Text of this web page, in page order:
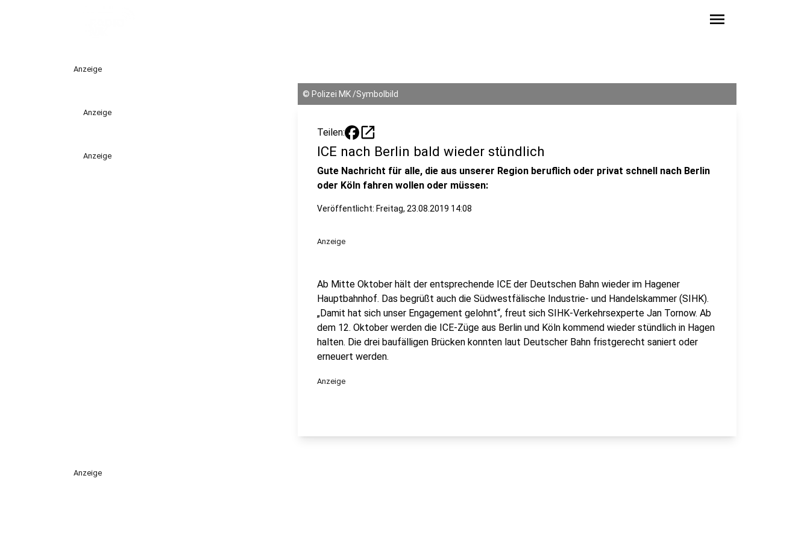
menu
Anzeige
Anzeige
Anzeige
© Polizei MK /Symbolbild
Teilen: open_in_new
ICE nach Berlin bald wieder stündlich
Gute Nachricht für alle, die aus unserer Region beruflich oder privat schnell nach Berlin
oder Köln fahren wollen oder müssen:
Veröffentlicht: Freitag, 23.08.2019 14:08
Anzeige
Ab Mitte Oktober hält der entsprechende ICE der Deutschen Bahn wieder im Hagener
Hauptbahnhof. Das begrüßt auch die Südwestfälische Industrie- und Handelskammer (SIHK).
„Damit hat sich unser Engagement gelohnt“, freut sich SIHK-Verkehrsexperte Jan Tornow. Ab
dem 12. Oktober werden die ICE-Züge aus Berlin und Köln kommend wieder stündlich in Hagen
halten. Die drei baufälligen Brücken konnten laut Deutscher Bahn fristgerecht saniert oder
erneuert werden.
Anzeige
Anzeige